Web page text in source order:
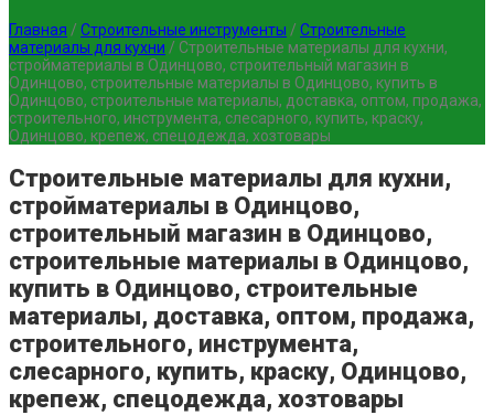
Главная / Строительные инструменты / Строительные
материалы для кухни / Строительные материалы для кухни,
стройматериалы в Одинцово, строительный магазин в
Одинцово, строительные материалы в Одинцово, купить в
Одинцово, строительные материалы, доставка, оптом, продажа,
строительного, инструмента, слесарного, купить, краску,
Одинцово, крепеж, спецодежда, хозтовары
Строительные материалы для кухни,
стройматериалы в Одинцово,
строительный магазин в Одинцово,
строительные материалы в Одинцово,
купить в Одинцово, строительные
материалы, доставка, оптом, продажа,
строительного, инструмента,
слесарного, купить, краску, Одинцово,
крепеж, спецодежда, хозтовары